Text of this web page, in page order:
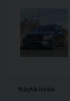
Näytä lisää